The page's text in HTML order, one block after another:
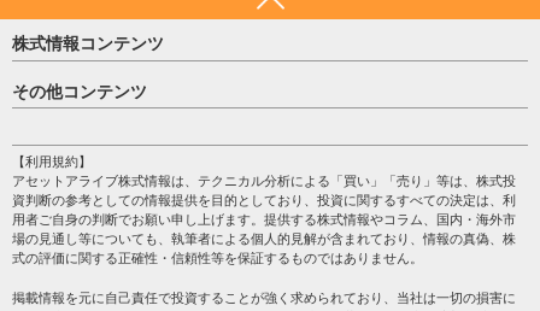
株式情報コンテンツ
日経平均
売買シグナル
注目銘柄
株テーマ情報
海外市況
投資カレンダー
格付け情報
その他コンテンツ
個人情報保護方針
プライバシーポリシー
会社案内
サイトマップ
過去データ
【利用規約】
アセットアライブ株式情報は、テクニカル分析による「買い」「売り」等は、株式投
資判断の参考としての情報提供を目的としており、投資に関するすべての決定は、利
用者ご自身の判断でお願い申し上げます。提供する株式情報やコラム、国内・海外市
場の見通し等についても、執筆者による個人的見解が含まれており、情報の真偽、株
式の評価に関する正確性・信頼性等を保証するものではありません。
掲載情報を元に自己責任で投資することが強く求められており、当社は一切の損害に